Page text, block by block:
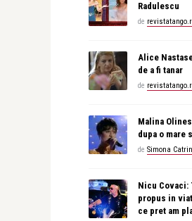
Radulescu
de
Alice
de a fi tanar
de
Malina
dupa o mare
de Simona
Nicu Covaci:
propus in
ce pret am